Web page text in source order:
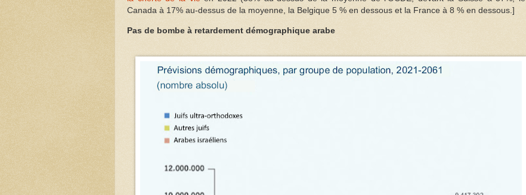
Canada à 17% au-dessus de la moyenne, la Belgique 5 % en dessous et la France à 8 % en dessous.]
Pas de bombe à retardement démographique arabe